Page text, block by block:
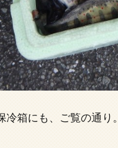
箱にも、ご覧の通り。